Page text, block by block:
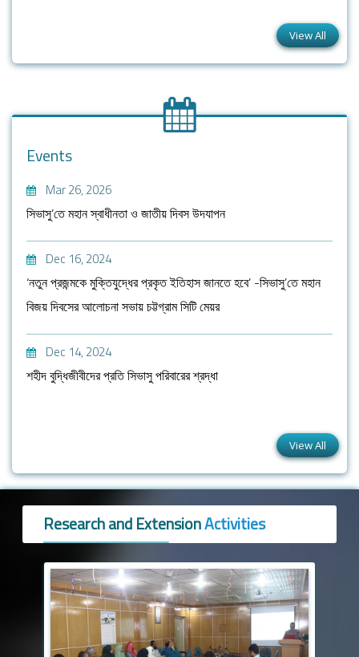
View All
Events
Mar 26, 2026
সিভাসু’তে মহান স্বাধীনতা ও জাতীয় দিবস উদযাপন
Dec 16, 2024
‘নতুন প্রজন্মকে মুক্তিযুদ্ধের প্রকৃত ইতিহাস জানতে হবে’ -সিভাসু’তে মহান
বিজয় দিবসের আলোচনা সভায় চট্টগ্রাম সিটি মেয়র
Dec 14, 2024
শহীদ বুদ্ধিজীবীদের প্রতি সিভাসু পরিবারের শ্রদ্ধা
View All
Research and ExtensionActivities